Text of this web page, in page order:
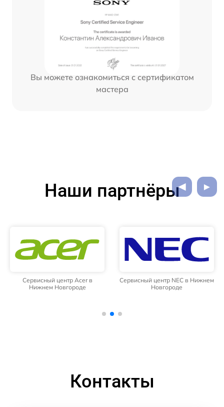
Вы можете ознакомиться с сертификатом
мастера
Наши партнёры
Сервисный центр Acer в
Нижнем Новгороде
Сервисный центр NEC в Нижнем
Новгороде
Контакты